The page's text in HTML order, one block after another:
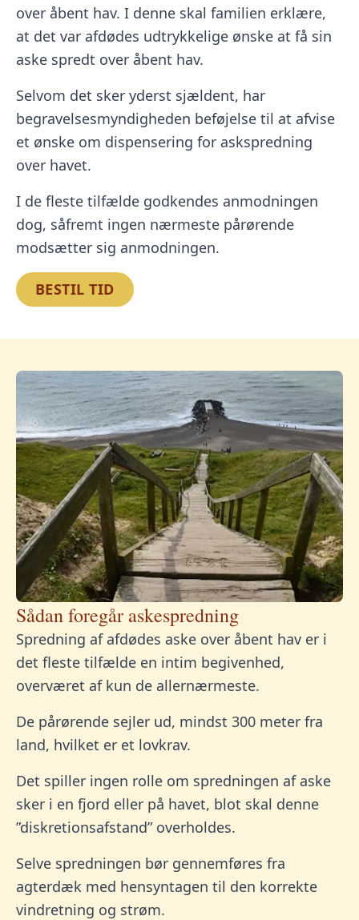
over åbent hav. I denne skal familien erklære,
at det var afdødes udtrykkelige ønske at få sin
aske spredt over åbent hav.
Selvom det sker yderst sjældent, har
begravelsesmyndigheden beføjelse til at afvise
et ønske om dispensering for askspredning
over havet.
I de fleste tilfælde godkendes anmodningen
dog, såfremt ingen nærmeste pårørende
modsætter sig anmodningen.
BESTIL TID
Sådan foregår askespredning
Spredning af afdødes aske over åbent hav er i
det fleste tilfælde en intim begivenhed,
overværet af kun de allernærmeste.
De pårørende sejler ud, mindst 300 meter fra
land, hvilket er et lovkrav.
Det spiller ingen rolle om spredningen af aske
sker i en fjord eller på havet, blot skal denne
”diskretionsafstand” overholdes.
Selve spredningen bør gennemføres fra
agterdæk med hensyntagen til den korrekte
vindretning og strøm.